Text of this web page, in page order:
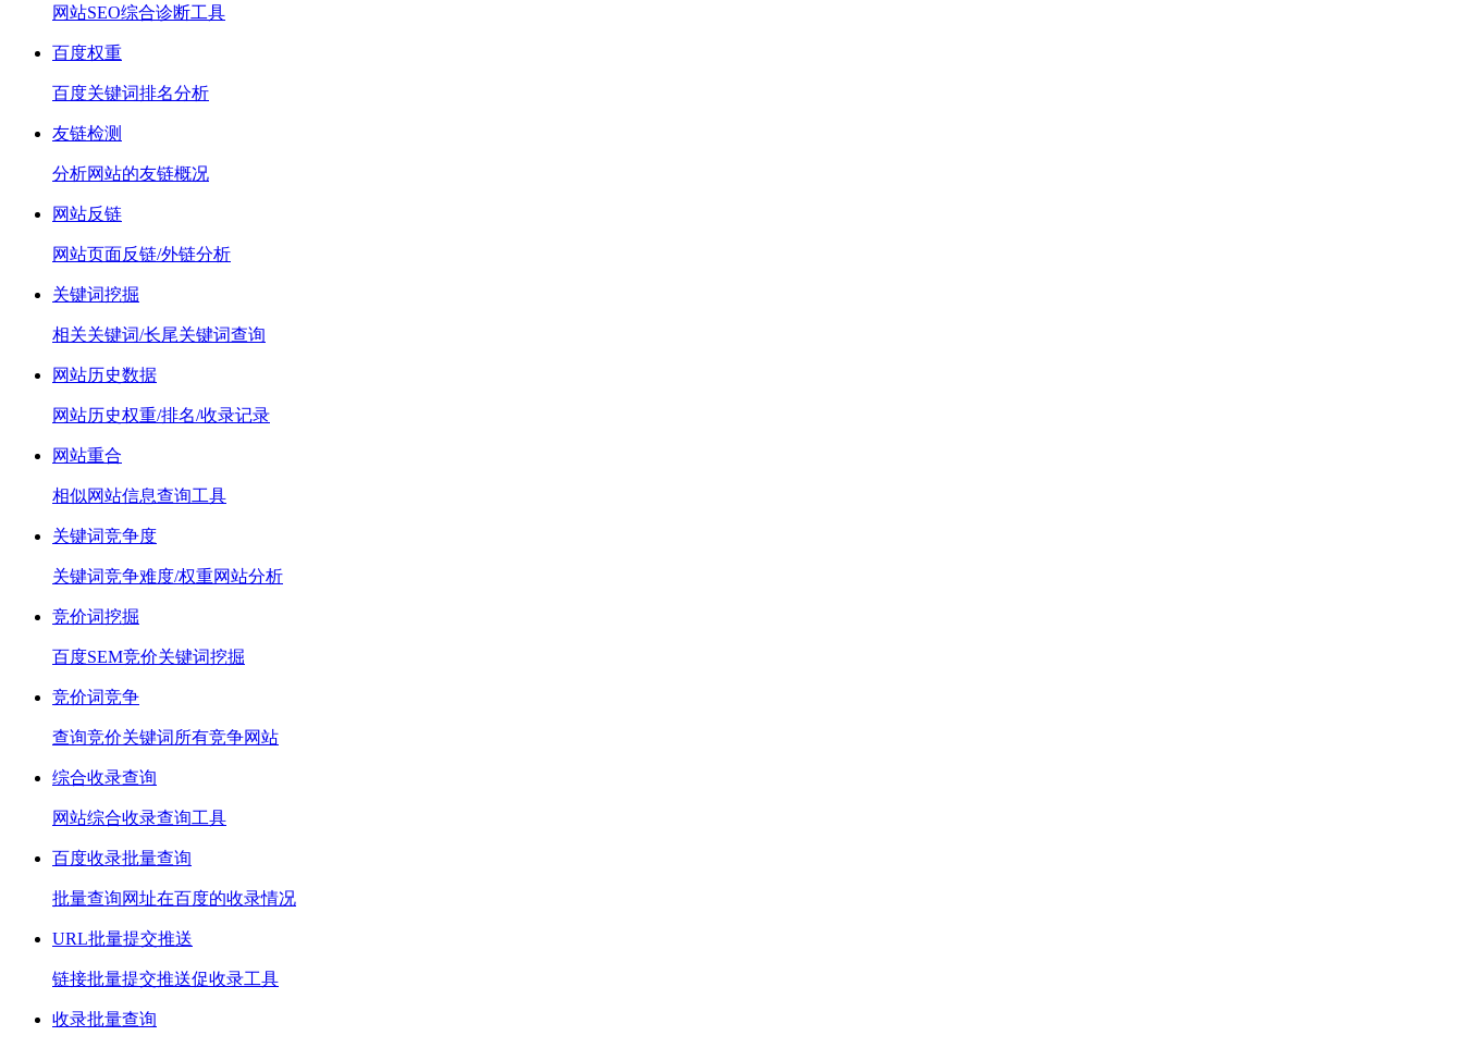
网站SEO综合诊断工具
百度权重
百度关键词排名分析
友链检测
分析网站的友链概况
网站反链
网站页面反链/外链分析
关键词挖掘
相关关键词/长尾关键词查询
网站历史数据
网站历史权重/排名/收录记录
网站重合
相似网站信息查询工具
关键词竞争度
关键词竞争难度/权重网站分析
竞价词挖掘
百度SEM竞价关键词挖掘
竞价词竞争
查询竞价关键词所有竞争网站
综合收录查询
网站综合收录查询工具
百度收录批量查询
批量查询网址在百度的收录情况
URL批量提交推送
链接批量提交推送促收录工具
收录批量查询